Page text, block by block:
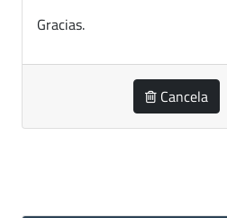
Gracias.
Cancela